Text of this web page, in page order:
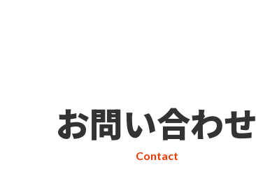
お問い合わせ
Contact